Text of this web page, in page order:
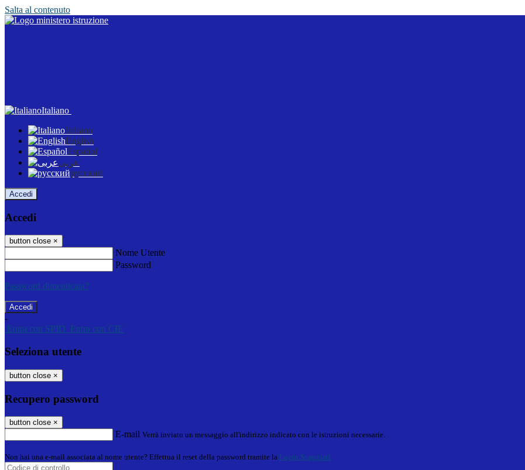
Salta al contenuto
Italiano
Italiano
English
Español
عربى
русский
Accedi
Accedi
button close ×
Nome Utente
Password
Password dimenticata?
-
Entra con SPID Entra con CIE
Seleziona utente
button close ×
Recupero password
button close ×
E-mail Verrà inviato un messaggio all'indirizzo indicato con le istruzioni necessarie.
Non hai una e-mail associata al nome utente? Effettua il reset della password tramite la Login Spaggiari